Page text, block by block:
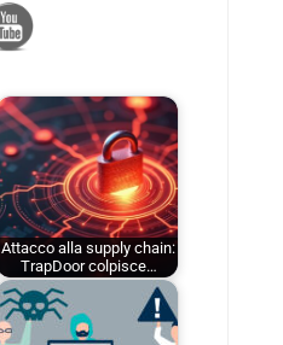
Attacco alla supply chain:
TrapDoor colpisce…